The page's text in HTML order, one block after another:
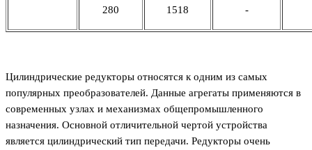
280 1518 -
Цилиндрические редукторы относятся к одним из самых
популярных преобразователей. Данные агрегаты применяются в
современных узлах и механизмах общепромышленного
назначения. Основной отличительной чертой устройства
является цилиндрический тип передачи. Редукторы очень